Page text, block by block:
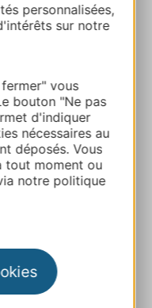
personnalisées,
sur notre
vous
bouton "Ne pas
d'indiquer
nécessaires au
déposés. Vous
tout moment ou
notre politique
34200 SETE